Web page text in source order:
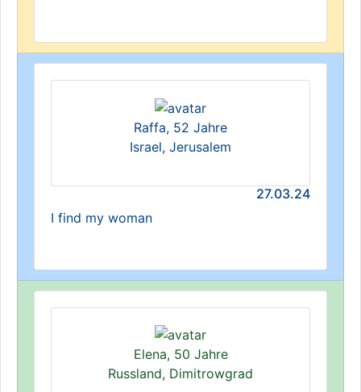
Raffa, 52 Jahre
Israel, Jerusalem
27.03.24
I find my woman
Elena, 50 Jahre
Russland, Dimitrowgrad